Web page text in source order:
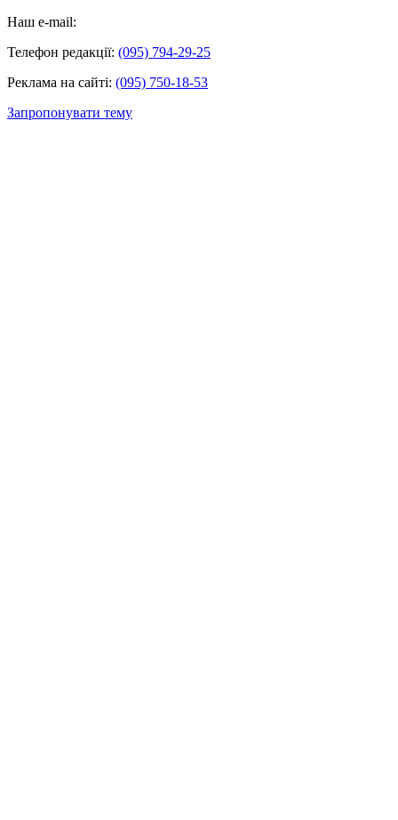
Наш e-mail:
Телефон редакції: (095) 794-29-25
Реклама на сайті: (095) 750-18-53
Запропонувати тему